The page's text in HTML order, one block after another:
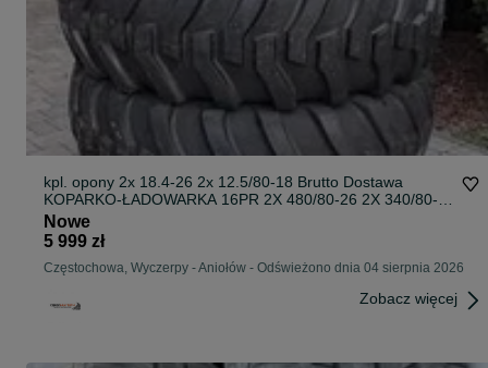
kpl. opony 2x 18.4-26 2x 12.5/80-18 Brutto Dostawa
KOPARKO-ŁADOWARKA 16PR 2X 480/80-26 2X 340/80-
18
Nowe
5 999 zł
Częstochowa, Wyczerpy - Aniołów - Odświeżono dnia 04 sierpnia 2026
Zobacz więcej